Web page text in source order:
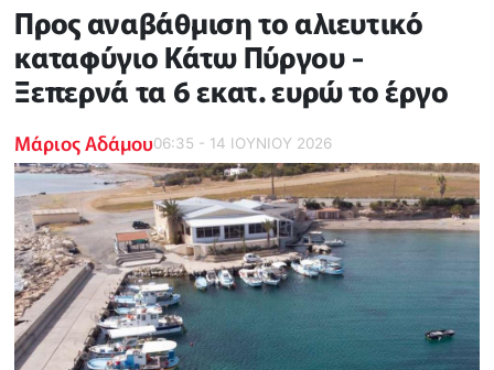
Προς αναβάθμιση το αλιευτικό
καταφύγιο Κάτω Πύργου -
Ξεπερνά τα 6 εκατ. ευρώ το έργο
Μάριος Αδάμου06:35 - 14 ΙΟΥΝΙΟΥ 2026